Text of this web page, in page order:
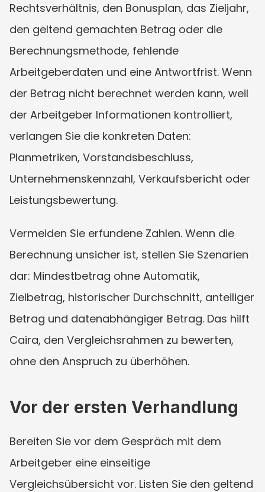
Rechtsverhältnis, den Bonusplan, das Zieljahr,
den geltend gemachten Betrag oder die
Berechnungsmethode, fehlende
Arbeitgeberdaten und eine Antwortfrist. Wenn
der Betrag nicht berechnet werden kann, weil
der Arbeitgeber Informationen kontrolliert,
verlangen Sie die konkreten Daten:
Planmetriken, Vorstandsbeschluss,
Unternehmenskennzahl, Verkaufsbericht oder
Leistungsbewertung.
Vermeiden Sie erfundene Zahlen. Wenn die
Berechnung unsicher ist, stellen Sie Szenarien
dar: Mindestbetrag ohne Automatik,
Zielbetrag, historischer Durchschnitt, anteiliger
Betrag und datenabhängiger Betrag. Das hilft
Caira, den Vergleichsrahmen zu bewerten,
ohne den Anspruch zu überhöhen.
Vor der ersten Verhandlung
Bereiten Sie vor dem Gespräch mit dem
Arbeitgeber eine einseitige
Vergleichsübersicht vor. Listen Sie den geltend